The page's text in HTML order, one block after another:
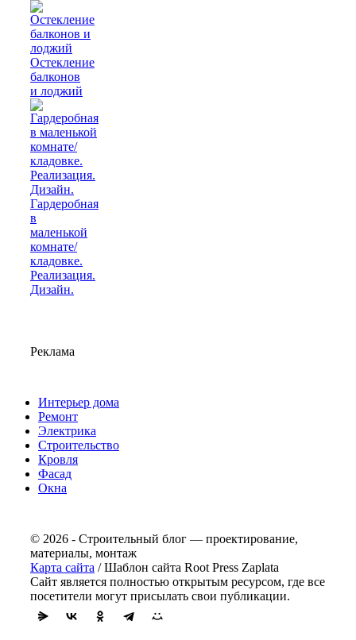
Остекление
балконов
и лоджий
Гардеробная
в
маленькой
комнате/
кладовке.
Реализация.
Дизайн.
Реклама
Интерьер дома
Ремонт
Электрика
Строительство
Кровля
Фасад
Окна
© 2026 - Строительный блог — проектирование,
материалы, монтаж
Карта сайта / Шаблон сайта Root Press Zaplata
Сайт является полностью открытым ресурсом, где все
посетители могут присылать свои публикации.